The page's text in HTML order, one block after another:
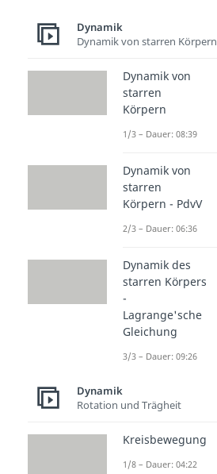
Dynamik
Dynamik von starren Körpern
Dynamik von
starren
Körpern
1/3 – Dauer: 08:39
Dynamik von
starren
Körpern - PdvV
2/3 – Dauer: 06:36
Dynamik des
starren Körpers
-
Lagrange'sche
Gleichung
3/3 – Dauer: 09:26
Dynamik
Rotation und Trägheit
Kreisbewegung
1/8 – Dauer: 04:22